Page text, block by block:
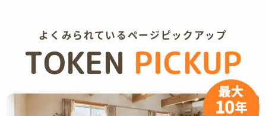
よくみられているページピックアップ
TOKEN PICKUP